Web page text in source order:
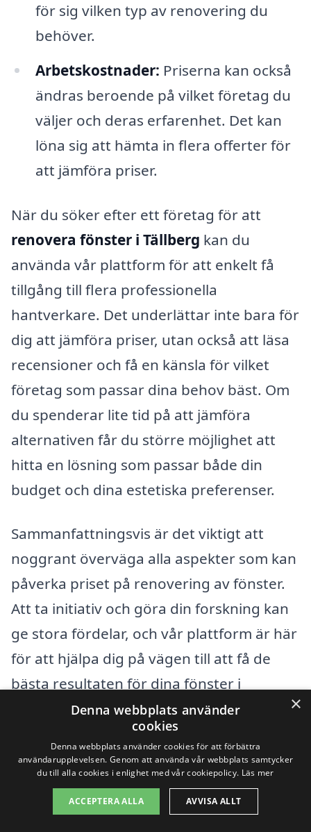
för sig vilken typ av renovering du
behöver.
Arbetskostnader: Priserna kan också
ändras beroende på vilket företag du
väljer och deras erfarenhet. Det kan
löna sig att hämta in flera offerter för
att jämföra priser.
När du söker efter ett företag för att
renovera fönster i Tällberg kan du
använda vår plattform för att enkelt få
tillgång till flera professionella
hantverkare. Det underlättar inte bara för
dig att jämföra priser, utan också att läsa
recensioner och få en känsla för vilket
företag som passar dina behov bäst. Om
du spenderar lite tid på att jämföra
alternativen får du större möjlighet att
hitta en lösning som passar både din
budget och dina estetiska preferenser.
Sammanfattningsvis är det viktigt att
noggrant överväga alla aspekter som kan
påverka priset på renovering av fönster.
Att ta initiativ och göra din forskning kan
ge stora fördelar, och vår plattform är här
för att hjälpa dig på vägen till att få de
bästa resultaten för dina fönster i
Få 3 erbjudanden, gratis och utan
förpliktelser
×
Denna webbplats använder
cookies
Denna webbplats använder cookies för att förbättra
användarupplevelsen. Genom att använda vår webbplats samtycker
du till alla cookies i enlighet med vår cookiepolicy. Läs mer
ACCEPTERA ALLA AVVISA ALLT